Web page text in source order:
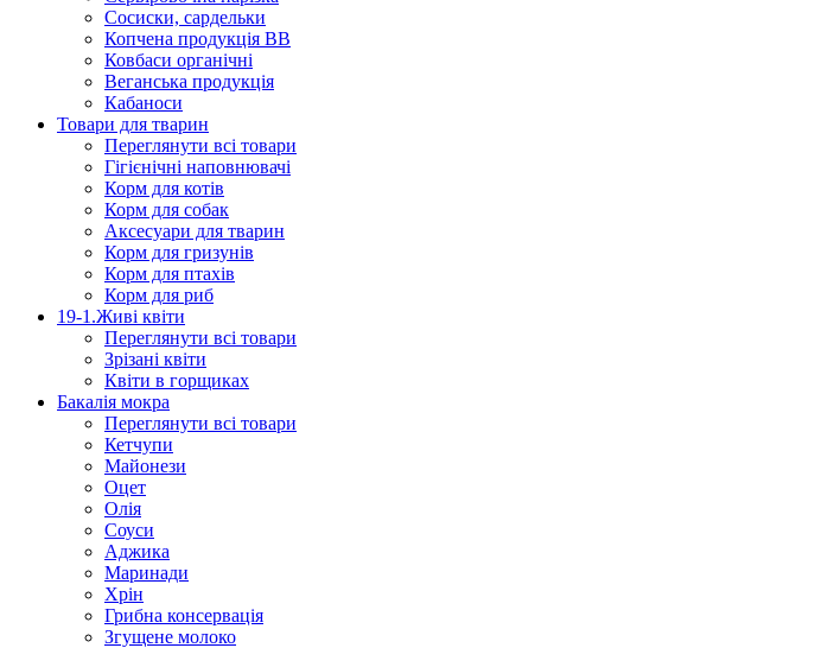
Сосиски, сардельки
Копчена продукція ВВ
Ковбаси органічні
Веганська продукція
Кабаноси
Товари для тварин
Переглянути всі товари
Гігієнічні наповнювачі
Корм для котів
Корм для собак
Аксесуари для тварин
Корм для гризунів
Корм для птахів
Корм для риб
19-1.Живі квіти
Переглянути всі товари
Зрізані квіти
Квіти в горщиках
Бакалія мокра
Переглянути всі товари
Кетчупи
Майонези
Оцет
Олія
Соуси
Аджика
Маринади
Хрін
Грибна консервація
Згущене молоко